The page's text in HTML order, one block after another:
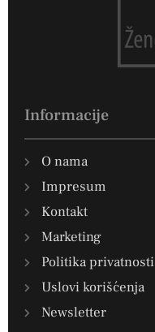
Informacije
O nama
Impresum
Kontakt
Marketing
Politika privatnosti
Uslovi korišćenja
Newsletter